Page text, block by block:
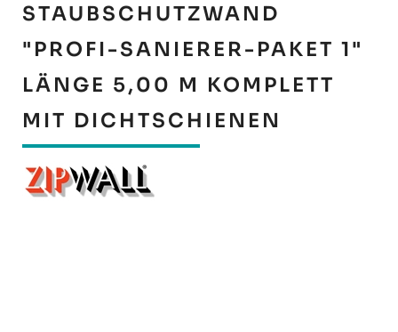
STAUBSCHUTZWAND
"PROFI-SANIERER-PAKET 1"
LÄNGE 5,00 M KOMPLETT
MIT DICHTSCHIENEN